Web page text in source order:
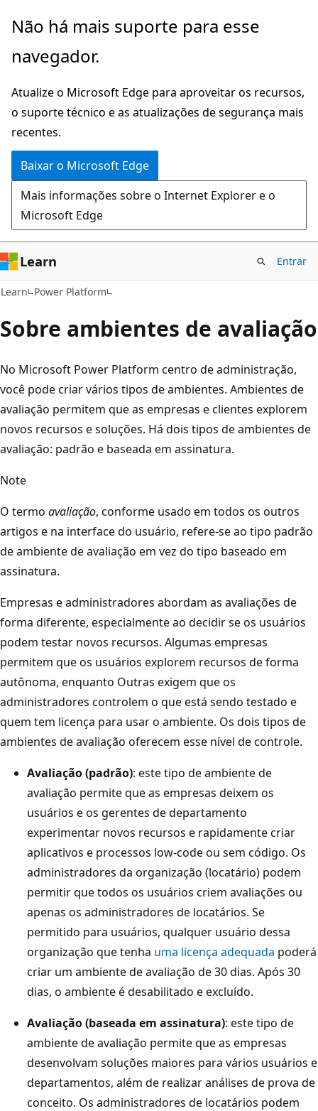
Pular
o
principal
Não há mais suporte para esse
navegador.
Atualize o Microsoft Edge para aproveitar os recursos,
o suporte técnico e as atualizações de segurança mais
recentes.
Baixar o Microsoft Edge
Mais informações sobre o Internet Explorer e o
Microsoft Edge
Learn Entrar
Learn Power Platform
Sobre ambientes de avaliação
No Microsoft Power Platform centro de administração,
você pode criar vários tipos de ambientes. Ambientes de
avaliação permitem que as empresas e clientes explorem
novos recursos e soluções. Há dois tipos de ambientes de
avaliação: padrão e baseada em assinatura.
Note
O termo avaliação, conforme usado em todos os outros
artigos e na interface do usuário, refere-se ao tipo padrão
de ambiente de avaliação em vez do tipo baseado em
assinatura.
Empresas e administradores abordam as avaliações de
forma diferente, especialmente ao decidir se os usuários
podem testar novos recursos. Algumas empresas
permitem que os usuários explorem recursos de forma
autônoma, enquanto Outras exigem que os
administradores controlem o que está sendo testado e
quem tem licença para usar o ambiente. Os dois tipos de
ambientes de avaliação oferecem esse nível de controle.
Avaliação (padrão): este tipo de ambiente de
avaliação permite que as empresas deixem os
usuários e os gerentes de departamento
experimentar novos recursos e rapidamente criar
aplicativos e processos low-code ou sem código. Os
administradores da organização (locatário) podem
permitir que todos os usuários criem avaliações ou
apenas os administradores de locatários. Se
permitido para usuários, qualquer usuário dessa
organização que tenha uma licença adequada poderá
criar um ambiente de avaliação de 30 dias. Após 30
dias, o ambiente é desabilitado e excluído.
Avaliação (baseada em assinatura): este tipo de
ambiente de avaliação permite que as empresas
desenvolvam soluções maiores para vários usuários e
departamentos, além de realizar análises de prova de
conceito. Os administradores de locatários podem